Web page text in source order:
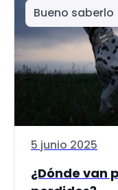
Bueno saberlo
5 junio 2025
¿Dónde van